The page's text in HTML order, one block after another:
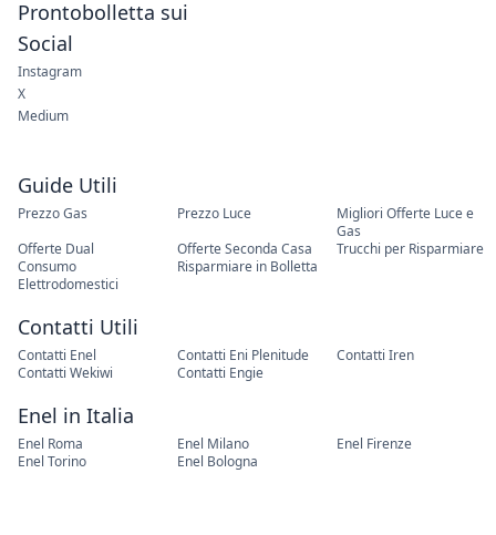
Guide Utili
Prezzo Gas
Offerte Dual
Consumo
Contatti Utili
Contatti Enel Contatti Eni Plenitude
Contatti Iren
Enel in Italia
Enel Torino
Iren in Italia
IREN a La Spezia
Plenitude in Italia